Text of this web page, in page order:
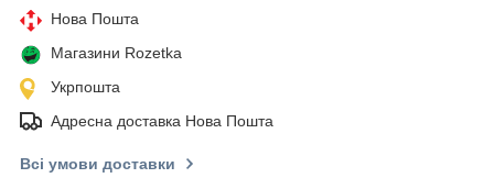
Нова Пошта
Магазини Rozetka
Укрпошта
Адресна доставка Нова Пошта
Всі умови доставки